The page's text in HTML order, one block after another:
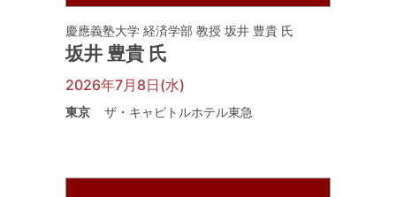
慶應義塾大学 経済学部 教授 坂井 豊貴 氏
坂井 豊貴 氏
2026年7月8日(水)
東京 ザ・キャピトルホテル東急